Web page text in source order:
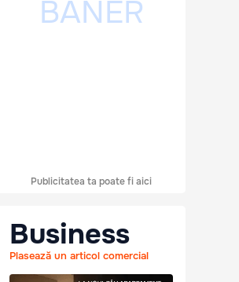
Publicitatea ta poate fi aici
Business
Plasează un articol comercial